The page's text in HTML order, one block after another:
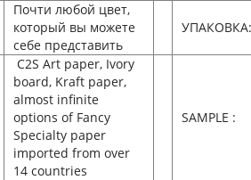
Почти любой цвет,
который вы можете
себе представить
УПАКОВКА:
C2S Art paper, Ivory
board, Kraft paper,
almost infinite
options of Fancy
Specialty paper
imported from over
14 countries
SAMPLE :